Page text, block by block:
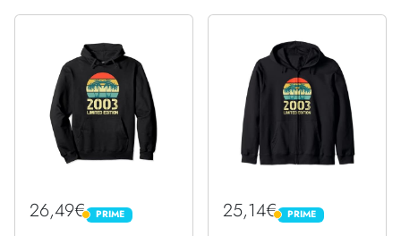
26,49€ PRIME
PRIME 25,14€ PRIME
PRIME